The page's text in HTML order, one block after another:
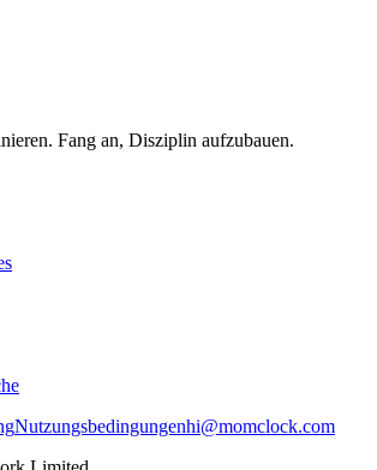
Fang an, Disziplin aufzubauen.
Nutzungsbedingungenhi@momclock.com